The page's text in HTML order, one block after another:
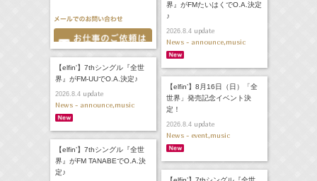
界』がFMたいはくでO.A.決定
♪
2026.8.4update
News - announce,music
【elfin'】7thシングル『全世
界』がFM-UUでO.A.決定♪
2026.8.4update
News - announce,music
【elfin’】8月16日（日）「全
世界」発売記念イベント決
定！
2026.8.4update
News - event,music
【elfin’】7thシングル『全世
界』がFM TANABEでO.A.決
定♪